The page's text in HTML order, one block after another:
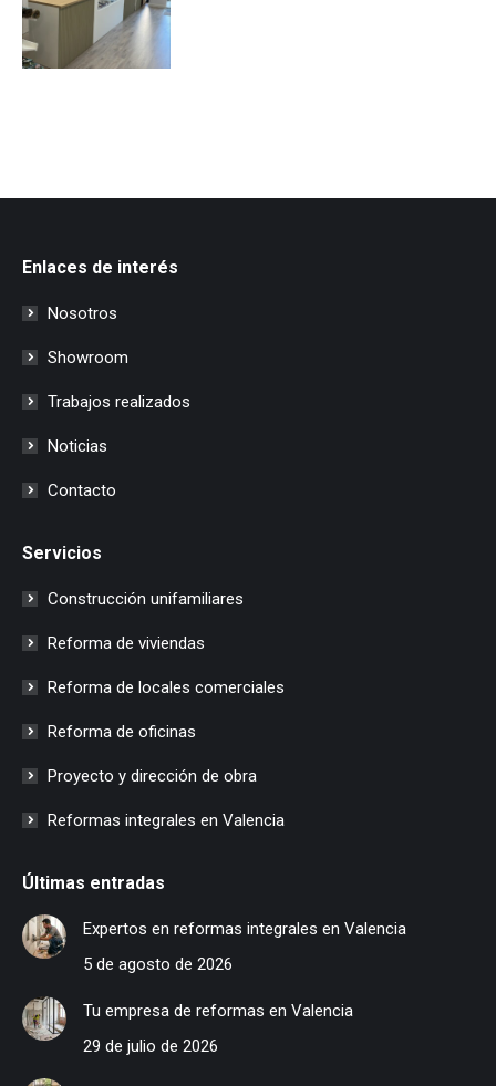
Enlaces de interés
Nosotros
Showroom
Trabajos realizados
Noticias
Contacto
Servicios
Construcción unifamiliares
Reforma de viviendas
Reforma de locales comerciales
Reforma de oficinas
Proyecto y dirección de obra
Reformas integrales en Valencia
Últimas entradas
Expertos en reformas integrales en Valencia
5 de agosto de 2026
Tu empresa de reformas en Valencia
29 de julio de 2026